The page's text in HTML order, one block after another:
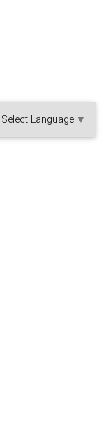
Select Language ▼